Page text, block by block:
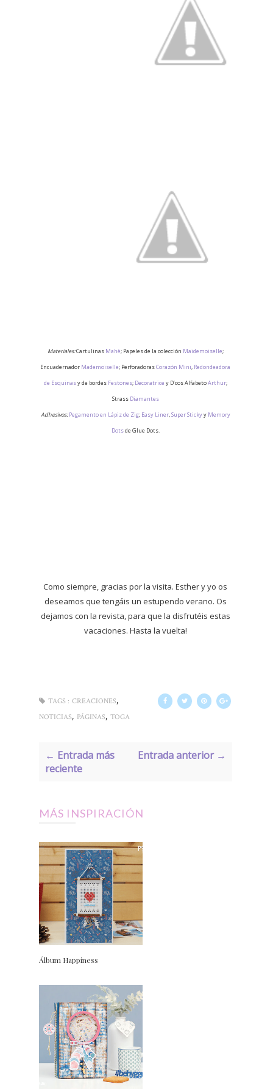
Materiales:Cartulinas Mahè; Papeles de la colección Maidemoiselle;
Encuadernador Mademoiselle; PerforadorasCorazón Mini, Redondeadora
de Esquinasy de bordes Festones; Decoratrice y D’cos AlfabetoArthur;
Strass Diamantes
Adhesivos:Pegamento en Lápiz de Zig; Easy Liner,Super Stickyy Memory
Dotsde Glue Dots.
Como siempre, gracias por la visita. Esther y yo os
deseamos que tengáis un estupendo verano. Os
dejamos con la revista, para que la disfrutéis estas
vacaciones. Hasta la vuelta!
TAGS : CREACIONES,
NOTICIAS, PÁGINAS, TOGA
← Entrada más
reciente
Entrada anterior →
MÁS INSPIRACIÓN
Álbum Happiness